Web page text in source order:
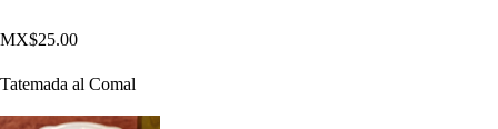
MX$25.00
Tatemada al Comal